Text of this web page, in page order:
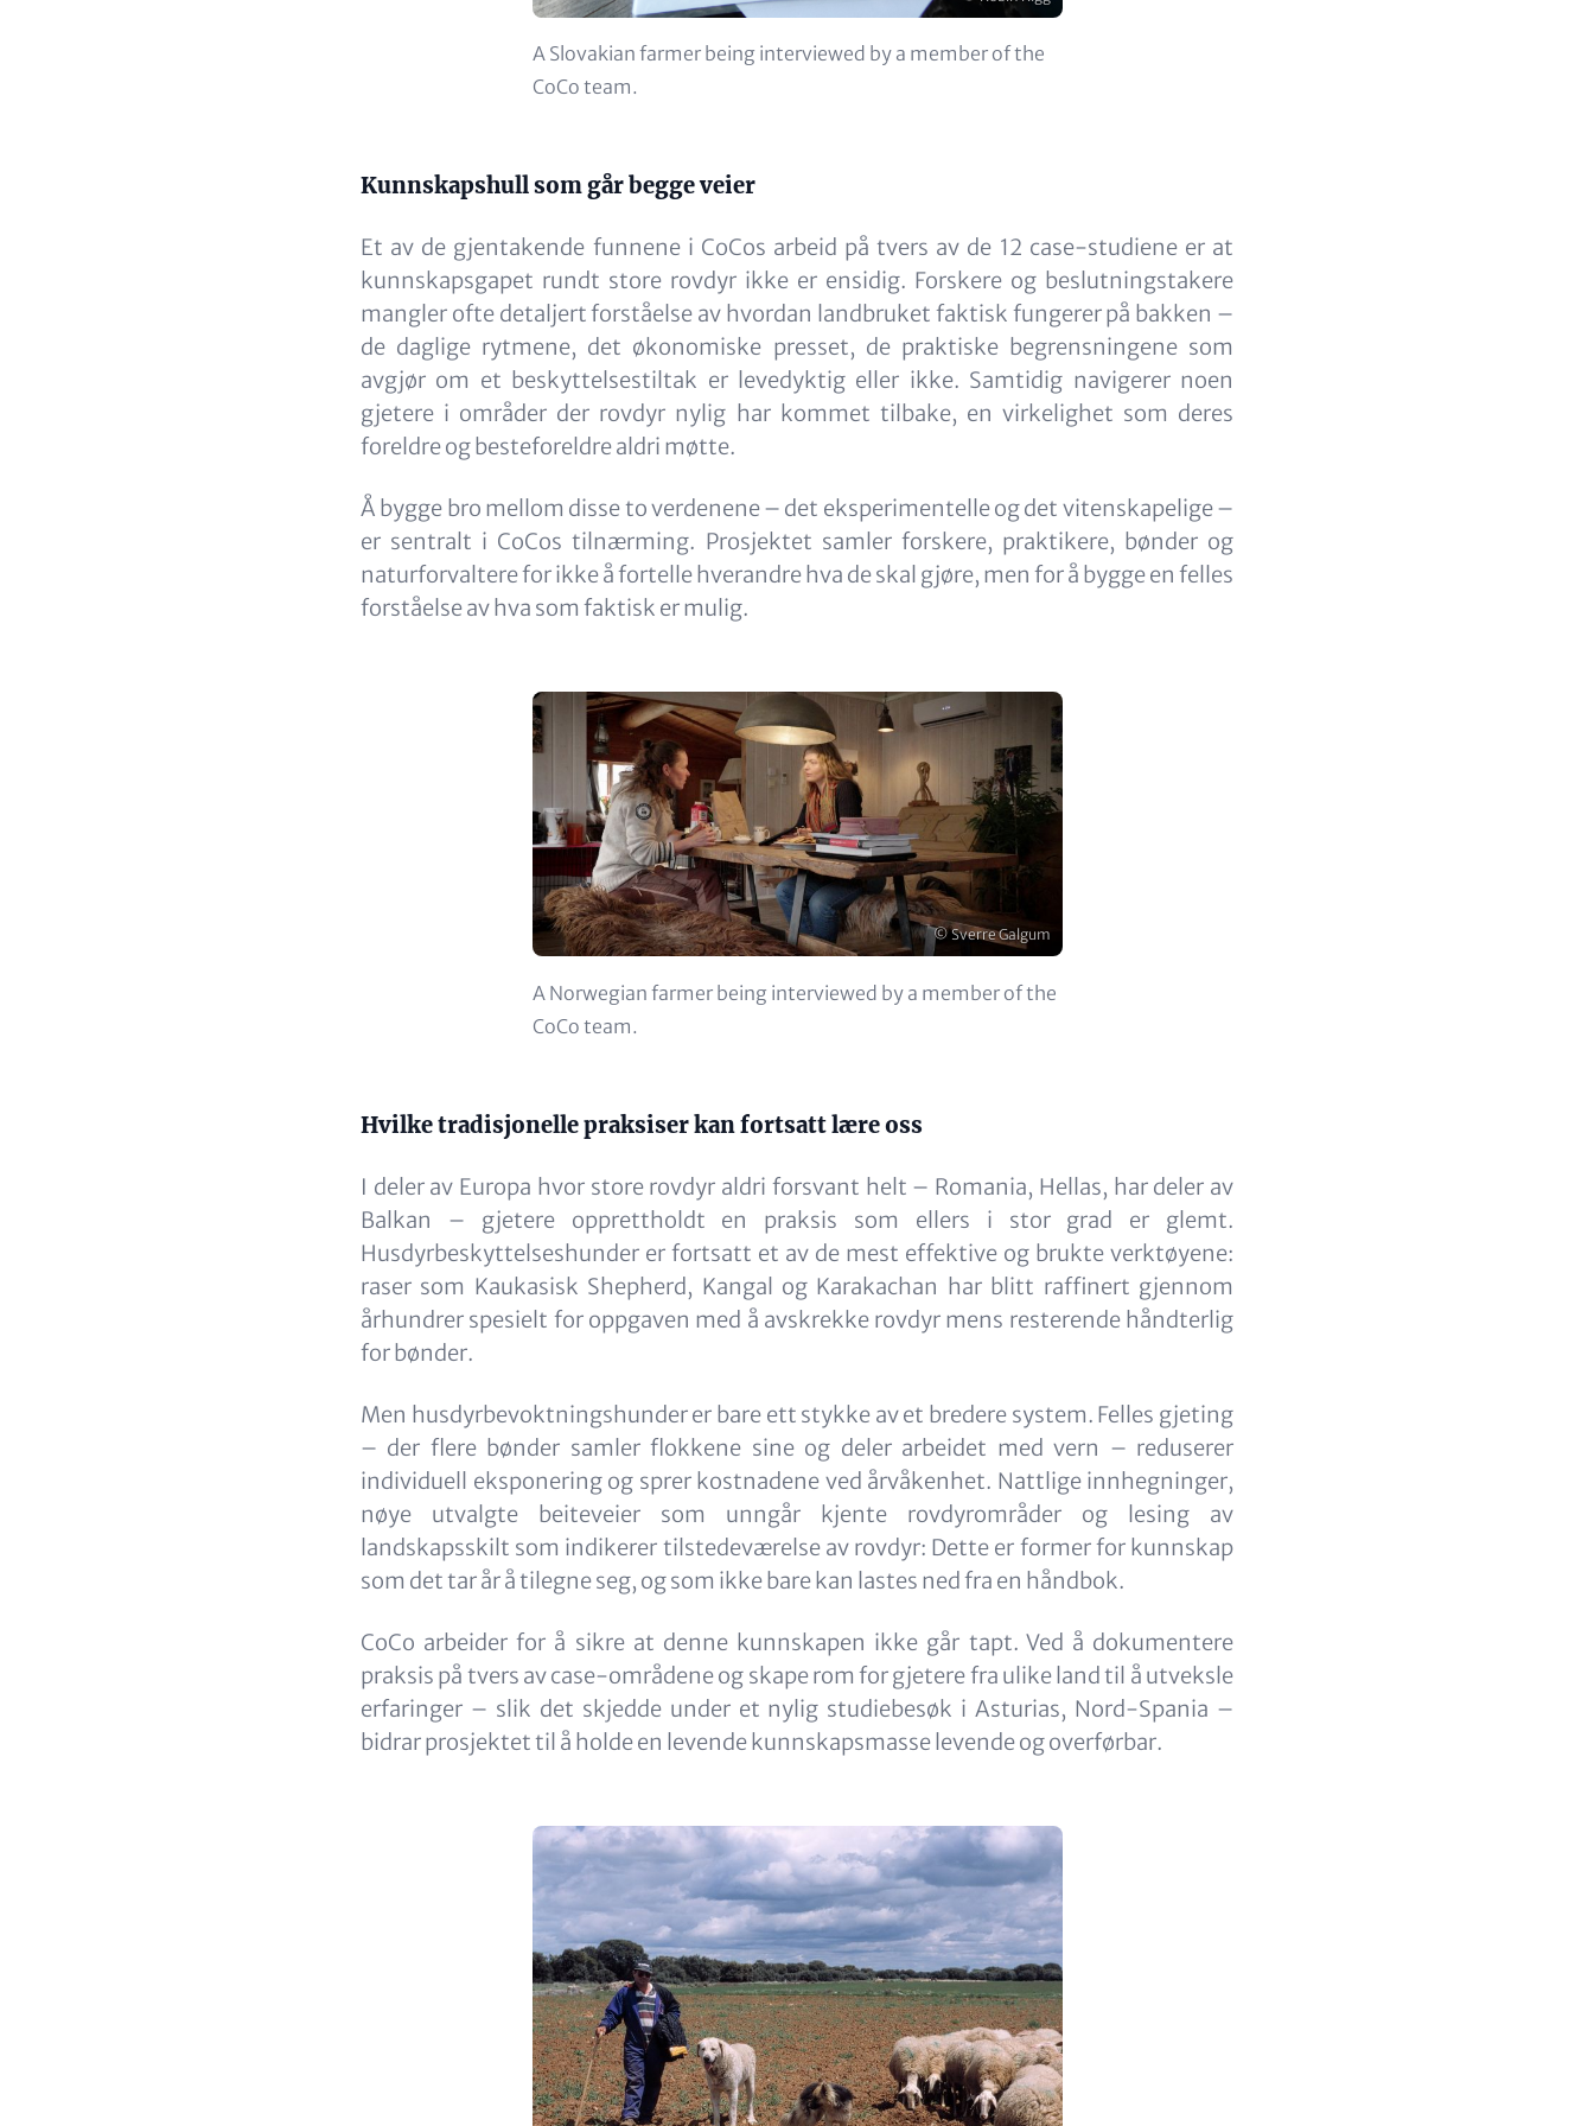
Beskrivelse
A Slovakian farmer being interviewed by a member of the
CoCo team.
Content
Kunnskapshull som går begge veier
Et av de gjentakende funnene i CoCos arbeid på tvers av de 12 case-studiene er at
kunnskapsgapet rundt store rovdyr ikke er ensidig. Forskere og beslutningstakere
mangler ofte detaljert forståelse av hvordan landbruket faktisk fungerer på bakken –
de daglige rytmene, det økonomiske presset, de praktiske begrensningene som
avgjør om et beskyttelsestiltak er levedyktig eller ikke. Samtidig navigerer noen
gjetere i områder der rovdyr nylig har kommet tilbake, en virkelighet som deres
foreldre og besteforeldre aldri møtte.
Å bygge bro mellom disse to verdenene – det eksperimentelle og det vitenskapelige –
er sentralt i CoCos tilnærming. Prosjektet samler forskere, praktikere, bønder og
naturforvaltere for ikke å fortelle hverandre hva de skal gjøre, men for å bygge en felles
forståelse av hva som faktisk er mulig.
Image
Opphavsrett
© Sverre Galgum
Beskrivelse
A Norwegian farmer being interviewed by a member of the
CoCo team.
Content
Hvilke tradisjonelle praksiser kan fortsatt lære oss
I deler av Europa hvor store rovdyr aldri forsvant helt – Romania, Hellas, har deler av
Balkan – gjetere opprettholdt en praksis som ellers i stor grad er glemt.
Husdyrbeskyttelseshunder er fortsatt et av de mest effektive og brukte verktøyene:
raser som Kaukasisk Shepherd, Kangal og Karakachan har blitt raffinert gjennom
århundrer spesielt for oppgaven med å avskrekke rovdyr mens resterende håndterlig
for bønder.
Men husdyrbevoktningshunder er bare ett stykke av et bredere system. Felles gjeting
– der flere bønder samler flokkene sine og deler arbeidet med vern – reduserer
individuell eksponering og sprer kostnadene ved årvåkenhet. Nattlige innhegninger,
nøye utvalgte beiteveier som unngår kjente rovdyrområder og lesing av
landskapsskilt som indikerer tilstedeværelse av rovdyr: Dette er former for kunnskap
som det tar år å tilegne seg, og som ikke bare kan lastes ned fra en håndbok.
CoCo arbeider for å sikre at denne kunnskapen ikke går tapt. Ved å dokumentere
praksis på tvers av case-områdene og skape rom for gjetere fra ulike land til å utveksle
erfaringer – slik det skjedde under et nylig studiebesøk i Asturias, Nord-Spania –
bidrar prosjektet til å holde en levende kunnskapsmasse levende og overførbar.
Image